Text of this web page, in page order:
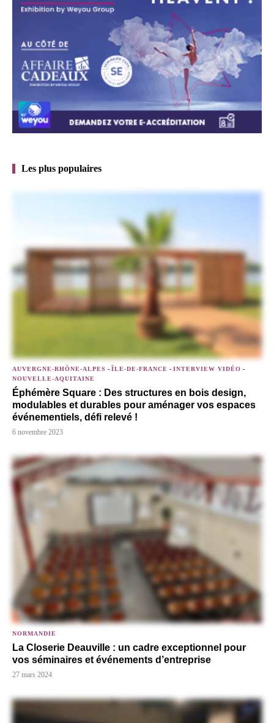
Les plus populaires
AUVERGNE-RHÔNE-ALPES - ÎLE-DE-FRANCE - INTERVIEW VIDÉO -
NOUVELLE-AQUITAINE
Éphémère Square : Des structures en bois design,
modulables et durables pour aménager vos espaces
événementiels, défi relevé !
6 novembre 2023
NORMANDIE
La Closerie Deauville : un cadre exceptionnel pour
vos séminaires et événements d’entreprise
27 mars 2024